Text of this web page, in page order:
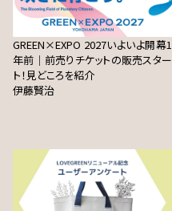
GREEN×EXPO 2027いよいよ開幕1
年前｜前売りチケットの販売スター
ト！見どころを紹介
伊藤賢治